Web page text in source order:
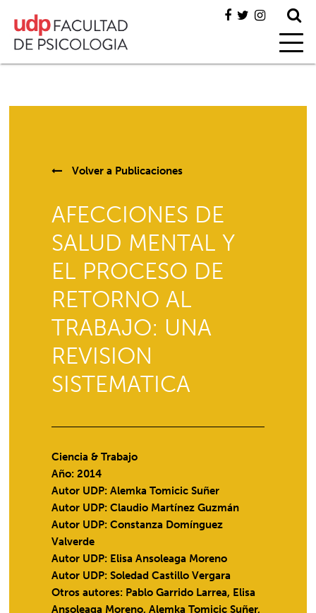
Volver a Publicaciones
AFECCIONES DE
SALUD MENTAL Y
EL PROCESO DE
RETORNO AL
TRABAJO: UNA
REVISION
SISTEMATICA
Ciencia & Trabajo
Año: 2014
Autor UDP:Alemka Tomicic Suñer
Autor UDP:Claudio Martínez Guzmán
Autor UDP:Constanza Domínguez
Valverde
Autor UDP: Elisa Ansoleaga Moreno
Autor UDP:Soledad Castillo Vergara
Otros autores: Pablo Garrido Larrea, Elisa
Ansoleaga Moreno, Alemka Tomicic Suñer,